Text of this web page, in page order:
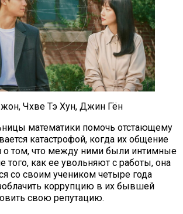
Чхве Тэ Хун, Джин Гён
математики помочь отстающему
катастрофой, когда их общение
о том, что между ними были интимные
того, как ее увольняют с работы, она
со своим учеником четыре года
коррупцию в их бывшей
свою репутацию.